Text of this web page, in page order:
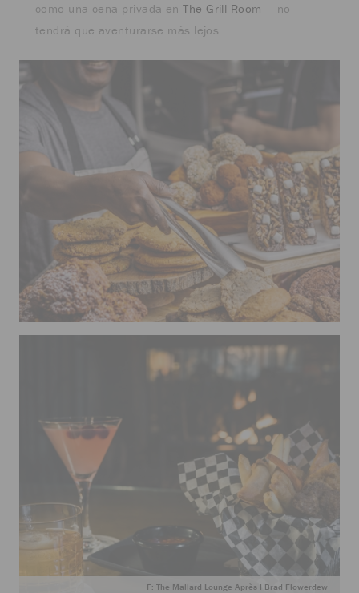
como una cena privada enThe Grill Room — no
tendrá que aventurarse más lejos.
F: The Mallard Lounge Après I Brad Flowerdew